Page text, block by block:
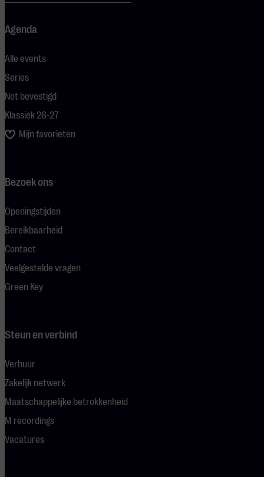
Agenda
Alle events
Series
Net bevestigd
Klassiek 26-27
Mijn favorieten
Bezoek ons
Openingstijden
Bereikbaarheid
Contact
Veelgestelde vragen
Green Key
Steun en verbind
Verhuur
Zakelijk netwerk
Maatschappelijke betrokkenheid
M recordings
Vacatures